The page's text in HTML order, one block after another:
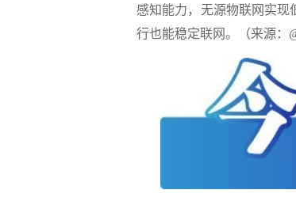
感知能力，无源物联网实
行也能稳定联网。（来源：